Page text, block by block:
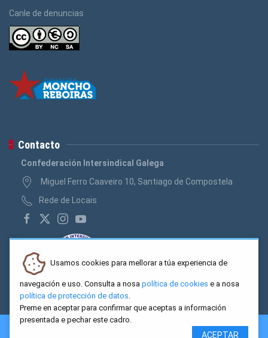
Canle de denuncias
Contacto
Confederación Intersindical Galega
Miguel Ferro Caaveiro 10, Santiago de Compostela
Rede de Locais
2026 CIG. Confederación Intersindical Galega - Miguel Ferro
Usamos cookies para mellorar a túa experiencia de
navegación e uso. Consulta a nosa política de cookies e a nosa
política de protección de datos.
Preme en aceptar para confirmar que aceptas a información
presentada e pechar este cadro.
ACEPTAR